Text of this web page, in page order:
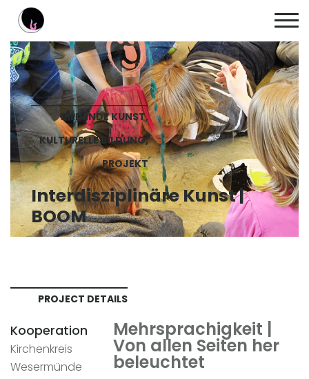
BILDENDE KUNST,
KULTURELLE BILDUNG,
PROJEKT
Interdisziplinäre Kunst |
BOOM
PROJECT DETAILS
Kooperation
Kirchenkreis
Wesermünde
Mehrsprachigkeit |
Von allen Seiten her
beleuchtet